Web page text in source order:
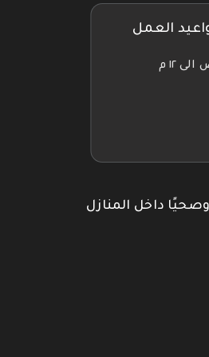
العمل
داخل المنازل